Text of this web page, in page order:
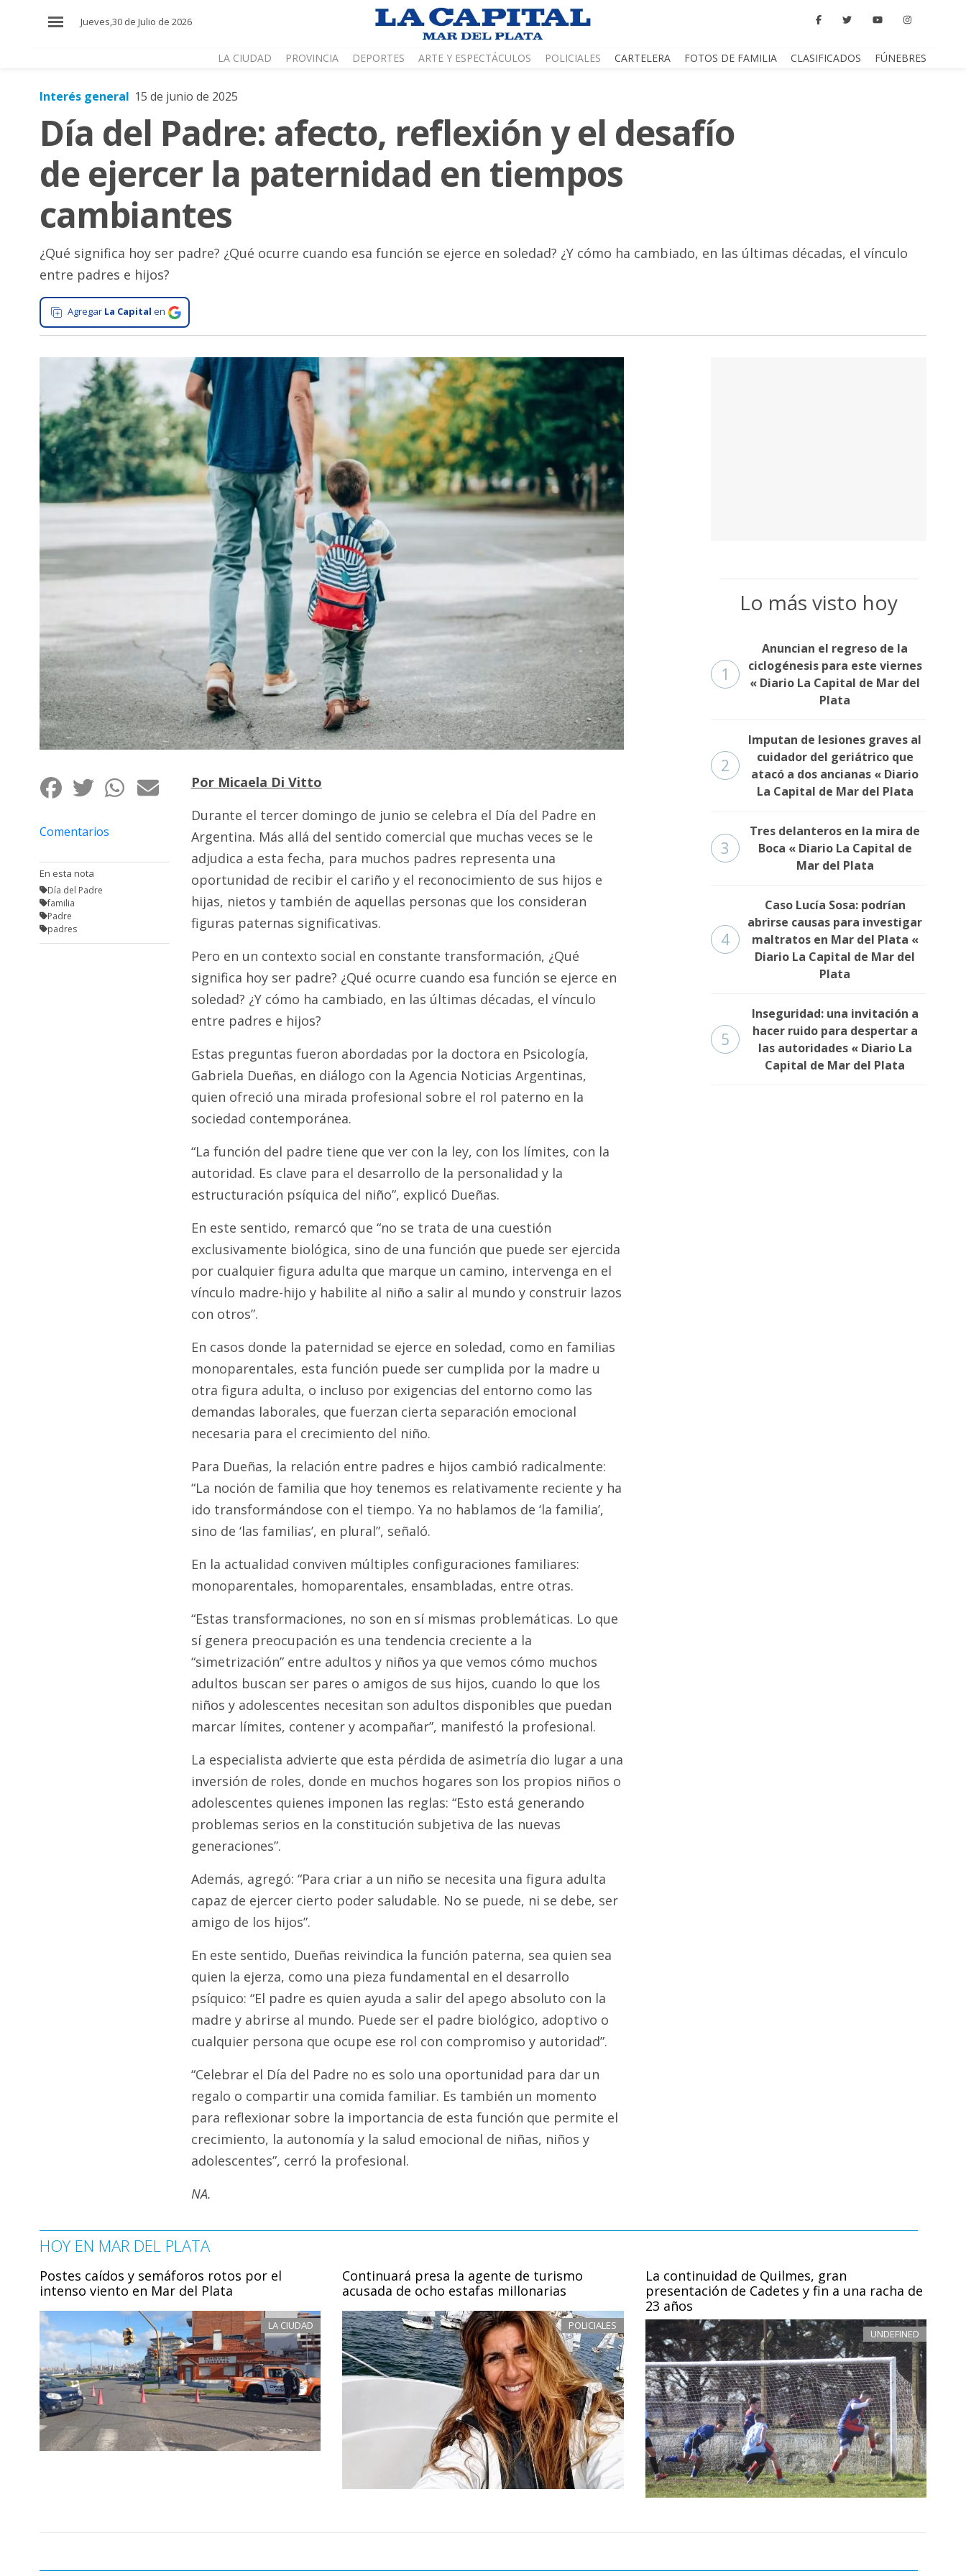
Jueves,30 de Julio de 2026
LA CIUDAD PROVINCIA DEPORTES ARTE Y ESPECTÁCULOS POLICIALES CARTELERA FOTOS DE FAMILIA CLASIFICADOS FÚNEBRES
Mundo
Zona
Cultura
Tecnología
Gastronomía
General
Ciudad
Deportes
Arte
Espectáculos
Policiales
Clasificados
Fúnebres
Interés general 15 de junio de 2025
Día del Padre: afecto, reflexión y el desafío
de ejercer la paternidad en tiempos
cambiantes
¿Qué significa hoy ser padre? ¿Qué ocurre cuando esa función se ejerce en soledad? ¿Y cómo ha cambiado, en las últimas décadas, el vínculo
entre padres e hijos?
Agregar La Capital en
Comentarios
En esta nota
Día del Padre
familia
Padre
padres
Por Micaela Di Vitto
Durante el tercer domingo de junio se celebra el Día del Padre en
Argentina. Más allá del sentido comercial que muchas veces se le
adjudica a esta fecha, para muchos padres representa una
oportunidad de recibir el cariño y el reconocimiento de sus hijos e
hijas, nietos y también de aquellas personas que los consideran
figuras paternas significativas.
Pero en un contexto social en constante transformación, ¿Qué
significa hoy ser padre? ¿Qué ocurre cuando esa función se ejerce en
soledad? ¿Y cómo ha cambiado, en las últimas décadas, el vínculo
entre padres e hijos?
Estas preguntas fueron abordadas por la doctora en Psicología,
Gabriela Dueñas, en diálogo con la Agencia Noticias Argentinas,
quien ofreció una mirada profesional sobre el rol paterno en la
sociedad contemporánea.
“La función del padre tiene que ver con la ley, con los límites, con la
autoridad. Es clave para el desarrollo de la personalidad y la
estructuración psíquica del niño”, explicó Dueñas.
En este sentido, remarcó que “no se trata de una cuestión
exclusivamente biológica, sino de una función que puede ser ejercida
por cualquier figura adulta que marque un camino, intervenga en el
vínculo madre-hijo y habilite al niño a salir al mundo y construir lazos
con otros”.
En casos donde la paternidad se ejerce en soledad, como en familias
monoparentales, esta función puede ser cumplida por la madre u
otra figura adulta, o incluso por exigencias del entorno como las
demandas laborales, que fuerzan cierta separación emocional
necesaria para el crecimiento del niño.
Para Dueñas, la relación entre padres e hijos cambió radicalmente:
“La noción de familia que hoy tenemos es relativamente reciente y ha
ido transformándose con el tiempo. Ya no hablamos de ‘la familia’,
sino de ‘las familias’, en plural”, señaló.
En la actualidad conviven múltiples configuraciones familiares:
monoparentales, homoparentales, ensambladas, entre otras.
“Estas transformaciones, no son en sí mismas problemáticas. Lo que
sí genera preocupación es una tendencia creciente a la
“simetrización” entre adultos y niños ya que vemos cómo muchos
adultos buscan ser pares o amigos de sus hijos, cuando lo que los
niños y adolescentes necesitan son adultos disponibles que puedan
marcar límites, contener y acompañar”, manifestó la profesional.
La especialista advierte que esta pérdida de asimetría dio lugar a una
inversión de roles, donde en muchos hogares son los propios niños o
adolescentes quienes imponen las reglas: “Esto está generando
problemas serios en la constitución subjetiva de las nuevas
generaciones”.
Además, agregó: “Para criar a un niño se necesita una figura adulta
capaz de ejercer cierto poder saludable. No se puede, ni se debe, ser
amigo de los hijos”.
En este sentido, Dueñas reivindica la función paterna, sea quien sea
quien la ejerza, como una pieza fundamental en el desarrollo
psíquico: “El padre es quien ayuda a salir del apego absoluto con la
madre y abrirse al mundo. Puede ser el padre biológico, adoptivo o
cualquier persona que ocupe ese rol con compromiso y autoridad”.
“Celebrar el Día del Padre no es solo una oportunidad para dar un
regalo o compartir una comida familiar. Es también un momento
para reflexionar sobre la importancia de esta función que permite el
crecimiento, la autonomía y la salud emocional de niñas, niños y
adolescentes”, cerró la profesional.
NA.
Lo más visto hoy
1
Anuncian el regreso de la
ciclogénesis para este viernes
« Diario La Capital de Mar del
Plata
2
Imputan de lesiones graves al
cuidador del geriátrico que
atacó a dos ancianas « Diario
La Capital de Mar del Plata
3
Tres delanteros en la mira de
Boca « Diario La Capital de
Mar del Plata
4
Caso Lucía Sosa: podrían
abrirse causas para investigar
maltratos en Mar del Plata «
Diario La Capital de Mar del
Plata
5
Inseguridad: una invitación a
hacer ruido para despertar a
las autoridades « Diario La
Capital de Mar del Plata
HOY EN MAR DEL PLATA
Postes caídos y semáforos rotos por el
intenso viento en Mar del Plata
LA CIUDAD
Continuará presa la agente de turismo
acusada de ocho estafas millonarias
POLICIALES
La continuidad de Quilmes, gran
presentación de Cadetes y fin a una racha de
23 años
UNDEFINED